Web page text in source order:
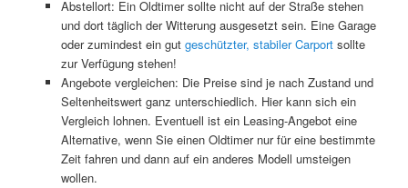
Abstellort: Ein Oldtimer sollte nicht auf der Straße stehen
und dort täglich der Witterung ausgesetzt sein. Eine Garage
oder zumindest ein gut geschützter, stabiler Carportsollte
zur Verfügung stehen!
Angebote vergleichen: Die Preise sind je nach Zustand und
Seltenheitswert ganz unterschiedlich. Hier kann sich ein
Vergleich lohnen. Eventuell ist ein Leasing-Angebot eine
Alternative, wenn Sie einen Oldtimer nur für eine bestimmte
Zeit fahren und dann auf ein anderes Modell umsteigen
wollen.